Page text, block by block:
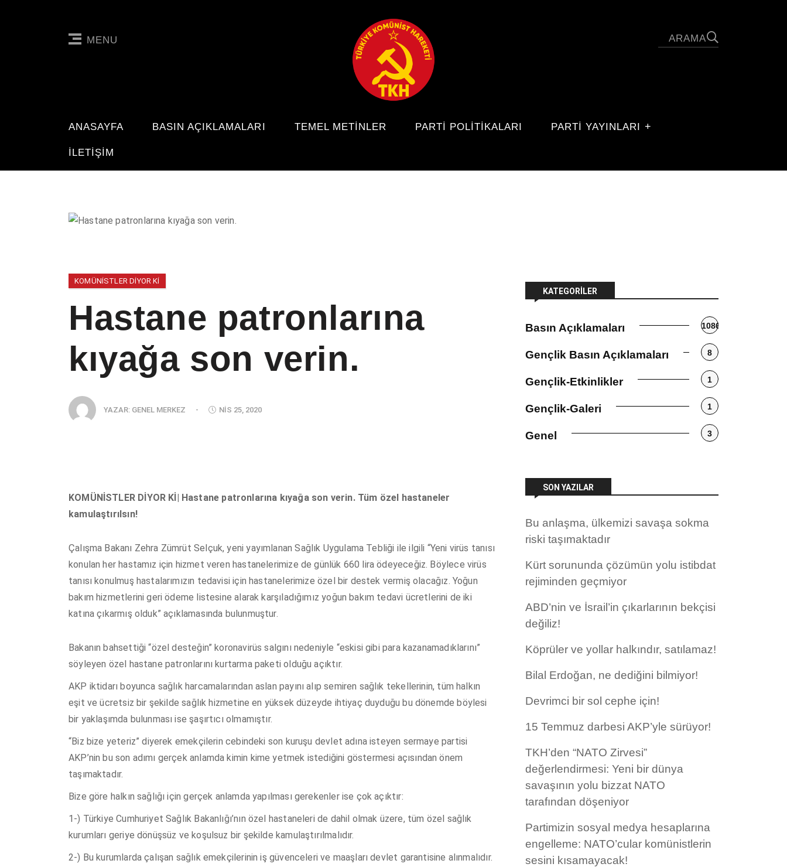
MENU
ANASAYFA BASIN AÇIKLAMALARI TEMEL METINLER PARTI POLITIKALARI PARTİ YAYINLARI
İLETIŞIM
KOMÜNISTLER DIYOR KI
Hastane patronlarına
kıyağa son verin.
YAZAR: GENEL MERKEZ - NIS 25, 2020
KOMÜNİSTLER DİYOR Kİ| Hastane patronlarına kıyağa son verin. Tüm özel hastaneler
kamulaştırılsın!
Çalışma Bakanı Zehra Zümrüt Selçuk, yeni yayımlanan Sağlık Uygulama Tebliği ile ilgili “Yeni virüs tanısı
konulan her hastamız için hizmet veren hastanelerimize de günlük 660 lira ödeyeceğiz. Böylece virüs
tanısı konulmuş hastalarımızın tedavisi için hastanelerimize özel bir destek vermiş olacağız. Yoğun
bakım hizmetlerini geri ödeme listesine alarak karşıladığımız yoğun bakım tedavi ücretlerini de iki
katına çıkarmış olduk” açıklamasında bulunmuştur.
Bakanın bahsettiği “özel desteğin” koronavirüs salgını nedeniyle “eskisi gibi para kazanamadıklarını”
söyleyen özel hastane patronlarını kurtarma paketi olduğu açıktır.
AKP iktidarı boyunca sağlık harcamalarından aslan payını alıp semiren sağlık tekellerinin, tüm halkın
eşit ve ücretsiz bir şekilde sağlık hizmetine en yüksek düzeyde ihtiyaç duyduğu bu dönemde böylesi
bir yaklaşımda bulunması ise şaşırtıcı olmamıştır.
“Biz bize yeteriz” diyerek emekçilerin cebindeki son kuruşu devlet adına isteyen sermaye partisi
AKP’nin bu son adımı gerçek anlamda kimin kime yetmek istediğini göstermesi açısından önem
taşımaktadır.
Bize göre halkın sağlığı için gerçek anlamda yapılması gerekenler ise çok açıktır:
1-) Türkiye Cumhuriyet Sağlık Bakanlığı’nın özel hastaneleri de dahil olmak üzere, tüm özel sağlık
kurumları geriye dönüşsüz ve koşulsuz bir şekilde kamulaştırılmalıdır.
2-) Bu kurumlarda çalışan sağlık emekçilerinin iş güvenceleri ve maaşları devlet garantisine alınmalıdır.
KATEGORILER
Basın Açıklamaları 1086
Gençlik Basın Açıklamaları 8
Gençlik-Etkinlikler 1
Gençlik-Galeri 1
Genel 3
SON YAZILAR
Bu anlaşma, ülkemizi savaşa sokma
riski taşımaktadır
Kürt sorununda çözümün yolu istibdat
rejiminden geçmiyor
ABD’nin ve İsrail’in çıkarlarının bekçisi
değiliz!
Köprüler ve yollar halkındır, satılamaz!
Bilal Erdoğan, ne dediğini bilmiyor!
Devrimci bir sol cephe için!
15 Temmuz darbesi AKP’yle sürüyor!
TKH’den “NATO Zirvesi”
değerlendirmesi: Yeni bir dünya
savaşının yolu bizzat NATO
tarafından döşeniyor
Partimizin sosyal medya hesaplarına
engelleme: NATO’cular komünistlerin
sesini kısamayacak!